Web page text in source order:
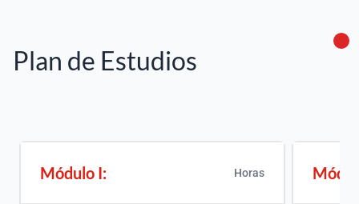
Plan de Estudios
Módulo I: Horas